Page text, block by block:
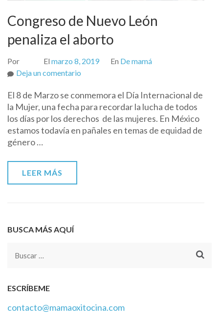
Congreso de Nuevo León
penaliza el aborto
Por El marzo 8, 2019 En De mamá
Deja un comentario
de
Nuevo
León
penaliza
El 8 de Marzo se conmemora el Día Internacional de
la Mujer, una fecha para recordar la lucha de todos
los días por los derechos de las mujeres. En México
estamos todavía en pañales en temas de equidad de
género …
LEER MÁS
BUSCA MÁS AQUÍ
Buscar:
ESCRÍBEME
contacto@mamaoxitocina.com